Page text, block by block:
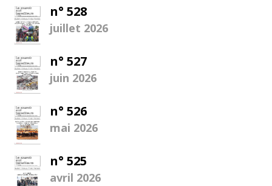
n° 528
juillet 2026
n° 527
juin 2026
n° 526
mai 2026
n° 525
avril 2026